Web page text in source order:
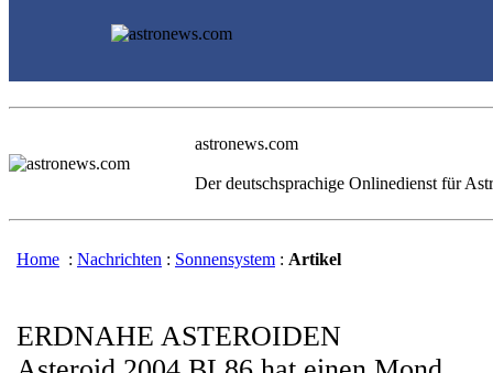
astronews.com
Der deutschsprachige Onlinedienst für
Home : Nachrichten : Sonnensystem : Artikel
ERDNAHE ASTEROIDEN